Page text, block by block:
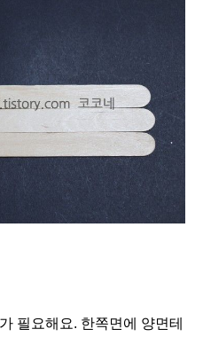
필요해요. 한쪽면에 양면테